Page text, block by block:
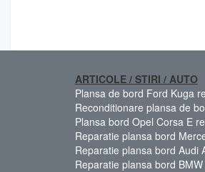
ARTICOLE / STIRI / AUTO
Plansa de bord Ford Kuga
Reconditionare plansa de
Plansa bord Opel Corsa E
Reparatie plansa bord
Reparatie plansa bord Audi
Reparatie plansa bord